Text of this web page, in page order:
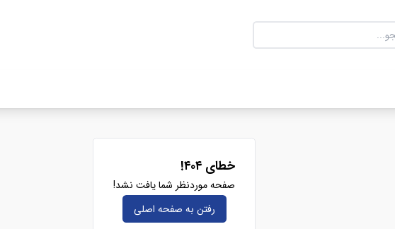
خطای ۴۰۴!
صفحه موردنظر شما یافت نشد!
رفتن به صفحه‌ اصلی